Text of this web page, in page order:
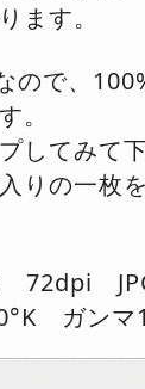
ます。
ので、
。
してみて
りの一枚
72dpi
ガンマ